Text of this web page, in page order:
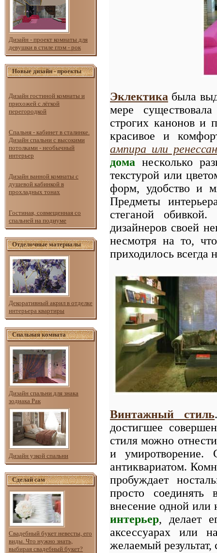
Дизайн - проект комнаты для
девушки в стиле глэм - рок
Новые дизайн - проекты
Дизайн гостиной комнаты и
прихожей с лёгкой
перегородкой
Спальня - кабинет в сталинке.
Дизайн спальни с высокими
потолками - необычный
интерьер
Дизайн ванной комнаты с
душевой кабинкой в
прохладных тонах
Гостиная, совмещенная со
спальней на подиуме
Отделочные материалы
Декоративный акрил в отделке
интерьера квартиры
Спальная комната
Дизайн спальни для знака
зодиака Рак
Дизайн узкой спальни
Сделай сам
Свадебный букет невесты, его
виды. Что нужно знать,
выбирая свадебный букет?
Эклектика была
мере
строгих канонов и
красивое и
ампира или
дома несколько
текстурой или
форм, удобство и
Предметы
стеганой обивкой.
дизайнеров своей
несмотря на то,
приходилось всегда
Винтажный стиль
достигшее
стиля можно
и умиротворение.
антиквариатом.
пробуждает
просто
внесение одной или
интерьер, делает
аксессуарах или
желаемый